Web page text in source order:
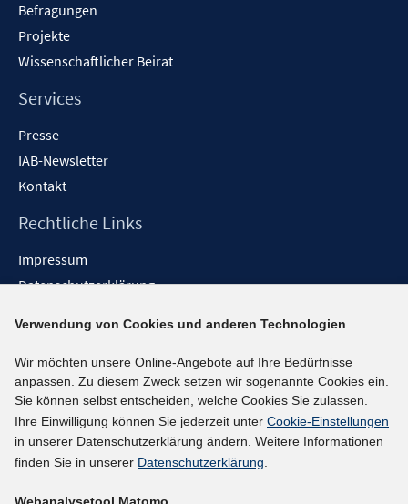
Befragungen
Projekte
Wissenschaftlicher Beirat
Services
Presse
IAB-Newsletter
Kontakt
Rechtliche Links
Impressum
Datenschutzerklärung
Barrieren melden
Social-Media-Kanäle
BlueSky
YouTube
LinkedIn
Verwendung von Cookies und anderen Technologien
Wir möchten unsere Online-Angebote auf Ihre Bedürfnisse
anpassen. Zu diesem Zweck setzen wir sogenannte Cookies ein.
Sie können selbst entscheiden, welche Cookies Sie zulassen.
Ihre Einwilligung können Sie jederzeit unter Cookie-Einstellungen
in unserer Datenschutzerklärung ändern. Weitere Informationen
finden Sie in unserer Datenschutzerklärung.